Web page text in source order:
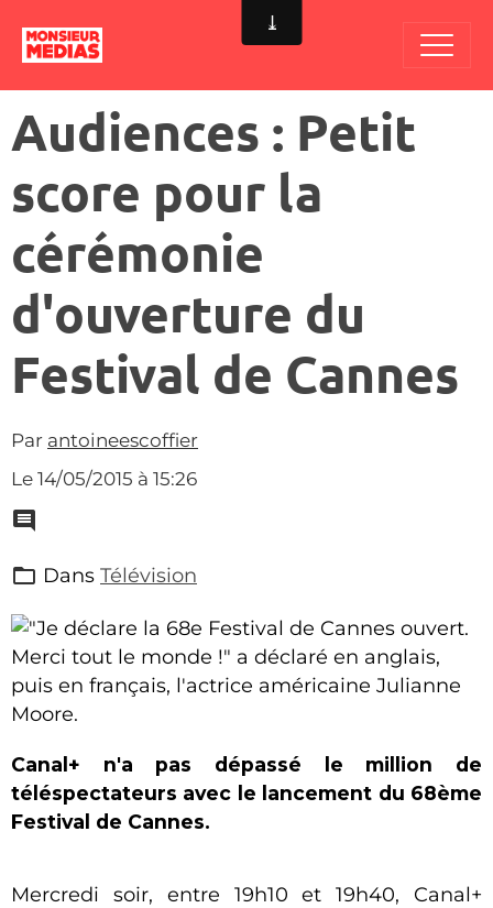
Audiences : Petit
score pour la
cérémonie
d'ouverture du
Festival de Cannes
Par antoineescoffier
Le 14/05/2015 à 15:26
Dans Télévision
Canal+ n'a pas dépassé le million de
téléspectateurs avec le lancement du 68ème
Festival de Cannes.
Mercredi soir, entre 19h10 et 19h40, Canal+